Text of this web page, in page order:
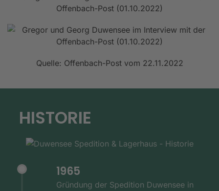
Quelle: Offenbach-Post vom 22.11.2022
HISTORIE
1965
Gründung der Spedition Duwensee in